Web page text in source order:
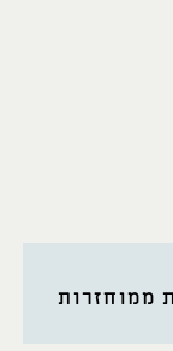
ממוחזרות